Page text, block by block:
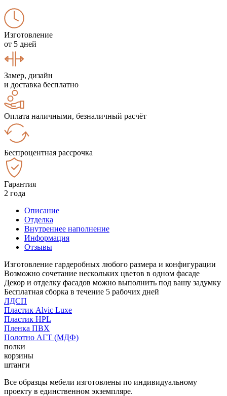
Изготовление
от 5 дней
Замер, дизайн
и доставка бесплатно
Оплата наличными, безналичный расчёт
Беспроцентная рассрочка
Гарантия
2 года
Описание
Отделка
Внутреннее наполнение
Информация
Отзывы
Изготовление гардеробных любого размера и конфигурации
Возможно сочетание нескольких цветов в одном фасаде
Декор и отделку фасадов можно выполнить под вашу задумку
Бесплатная сборка в течение 5 рабочих дней
ЛДСП
Пластик Alvic Luxe
Пластик HPL
Пленка ПВХ
Полотно АГТ (МДФ)
полки
корзины
штанги
Все образцы мебели изготовлены по индивидуальному
проекту в единственном экземпляре.